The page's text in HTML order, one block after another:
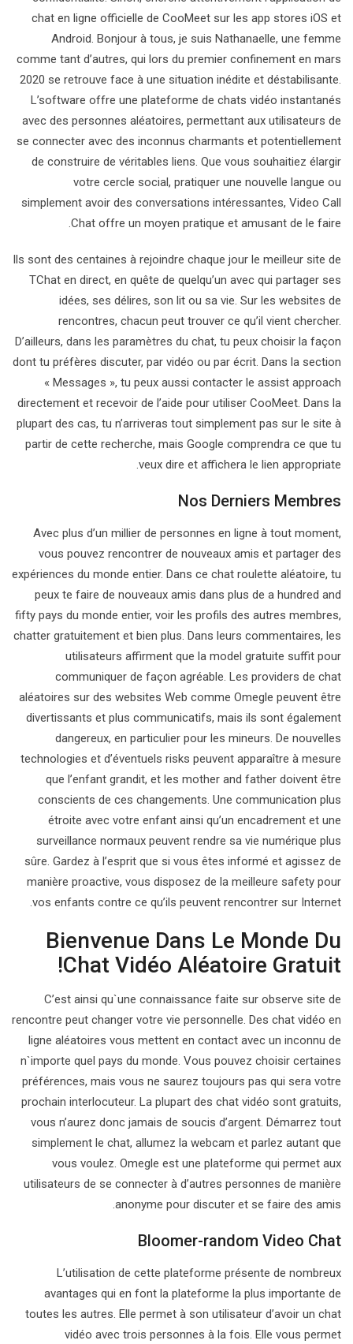
chat en ligne officielle de CooMeet sur les app stores iOS et
Android. Bonjour à tous, je suis Nathanaelle, une femme
comme tant d’autres, qui lors du premier confinement en mars
2020 se retrouve face à une situation inédite et déstabilisante.
L’software offre une plateforme de chats vidéo instantanés
avec des personnes aléatoires, permettant aux utilisateurs de
se connecter avec des inconnus charmants et potentiellement
de construire de véritables liens. Que vous souhaitiez élargir
votre cercle social, pratiquer une nouvelle langue ou
simplement avoir des conversations intéressantes, Video Call
Chat offre un moyen pratique et amusant de le faire.
Ils sont des centaines à rejoindre chaque jour le meilleur site de
TChat en direct, en quête de quelqu’un avec qui partager ses
idées, ses délires, son lit ou sa vie. Sur les websites de
rencontres, chacun peut trouver ce qu’il vient chercher.
D’ailleurs, dans les paramètres du chat, tu peux choisir la façon
dont tu préfères discuter, par vidéo ou par écrit. Dans la section
« Messages », tu peux aussi contacter le assist approach
directement et recevoir de l’aide pour utiliser CooMeet. Dans la
plupart des cas, tu n’arriveras tout simplement pas sur le site à
partir de cette recherche, mais Google comprendra ce que tu
veux dire et affichera le lien appropriate.
Nos Derniers Membres
Avec plus d’un millier de personnes en ligne à tout moment,
vous pouvez rencontrer de nouveaux amis et partager des
expériences du monde entier. Dans ce chat roulette aléatoire, tu
peux te faire de nouveaux amis dans plus de a hundred and
fifty pays du monde entier, voir les profils des autres membres,
chatter gratuitement et bien plus. Dans leurs commentaires, les
utilisateurs affirment que la model gratuite suffit pour
communiquer de façon agréable. Les providers de chat
aléatoires sur des websites Web comme Omegle peuvent être
divertissants et plus communicatifs, mais ils sont également
dangereux, en particulier pour les mineurs. De nouvelles
technologies et d’éventuels risks peuvent apparaître à mesure
que l’enfant grandit, et les mother and father doivent être
conscients de ces changements. Une communication plus
étroite avec votre enfant ainsi qu’un encadrement et une
surveillance normaux peuvent rendre sa vie numérique plus
sûre. Gardez à l’esprit que si vous êtes informé et agissez de
manière proactive, vous disposez de la meilleure safety pour
vos enfants contre ce qu’ils peuvent rencontrer sur Internet.
Bienvenue Dans Le Monde Du
Chat Vidéo Aléatoire Gratuit!
C’est ainsi qu`une connaissance faite sur observe site de
rencontre peut changer votre vie personnelle. Des chat vidéo en
ligne aléatoires vous mettent en contact avec un inconnu de
n`importe quel pays du monde. Vous pouvez choisir certaines
préférences, mais vous ne saurez toujours pas qui sera votre
prochain interlocuteur. La plupart des chat vidéo sont gratuits,
vous n’aurez donc jamais de soucis d’argent. Démarrez tout
simplement le chat, allumez la webcam et parlez autant que
vous voulez. Omegle est une plateforme qui permet aux
utilisateurs de se connecter à d’autres personnes de manière
anonyme pour discuter et se faire des amis.
Bloomer-random Video Chat
L’utilisation de cette plateforme présente de nombreux
avantages qui en font la plateforme la plus importante de
toutes les autres. Elle permet à son utilisateur d’avoir un chat
vidéo avec trois personnes à la fois. Elle vous permet